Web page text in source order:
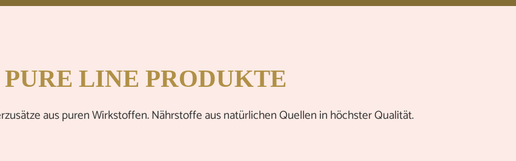
LINE PRODUKTE
aus puren Wirkstoffen. Nährstoffe aus natürlichen Quellen in höchster Qualität.